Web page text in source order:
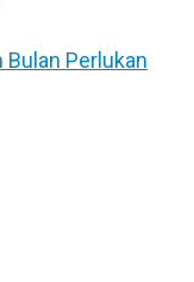
Bulan Perlukan